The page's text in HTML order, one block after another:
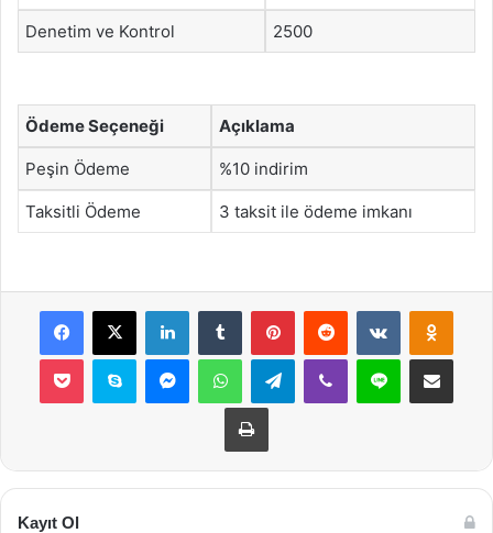
Denetim ve Kontrol 2500
Ödeme Seçeneği Açıklama
Peşin Ödeme %10 indirim
Taksitli Ödeme 3 taksit ile ödeme imkanı
Facebook
X LinkedInTumblr PinterestReddit VKontakte
Pocket Skype MessengerWhatsAppTelegramViber Line E-Posta ile
Yazdır
Kayıt Ol